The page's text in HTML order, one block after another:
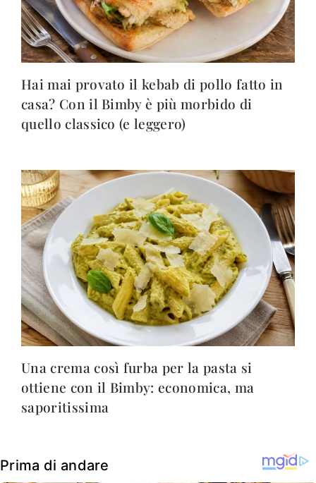
Hai mai provato il kebab di pollo fatto in
casa? Con il Bimby è più morbido di
quello classico (e leggero)
Una crema così furba per la pasta si
ottiene con il Bimby: economica, ma
saporitissima
Prima di andare